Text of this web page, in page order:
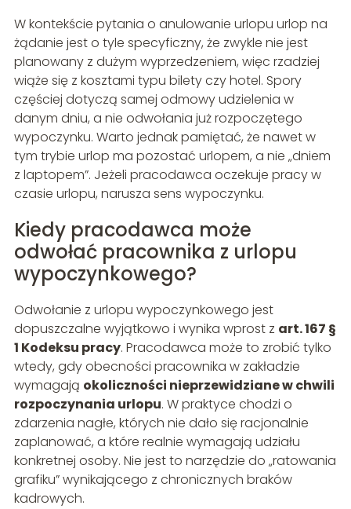
W kontekście pytania o anulowanie urlopu urlop na
żądanie jest o tyle specyficzny, że zwykle nie jest
planowany z dużym wyprzedzeniem, więc rzadziej
wiąże się z kosztami typu bilety czy hotel. Spory
częściej dotyczą samej odmowy udzielenia w
danym dniu, a nie odwołania już rozpoczętego
wypoczynku. Warto jednak pamiętać, że nawet w
tym trybie urlop ma pozostać urlopem, a nie „dniem
z laptopem”. Jeżeli pracodawca oczekuje pracy w
czasie urlopu, narusza sens wypoczynku.
Kiedy pracodawca może
odwołać pracownika z urlopu
wypoczynkowego?
Odwołanie z urlopu wypoczynkowego jest
dopuszczalne wyjątkowo i wynika wprost z art. 167 §
1 Kodeksu pracy. Pracodawca może to zrobić tylko
wtedy, gdy obecności pracownika w zakładzie
wymagają okoliczności nieprzewidziane w chwili
rozpoczynania urlopu. W praktyce chodzi o
zdarzenia nagłe, których nie dało się racjonalnie
zaplanować, a które realnie wymagają udziału
konkretnej osoby. Nie jest to narzędzie do „ratowania
grafiku” wynikającego z chronicznych braków
kadrowych.